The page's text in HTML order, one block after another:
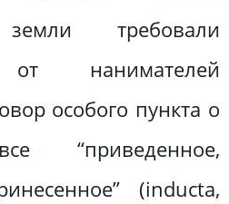
земли требовали
от нанимателей
особого пункта о
“приведенное,
(inducta,